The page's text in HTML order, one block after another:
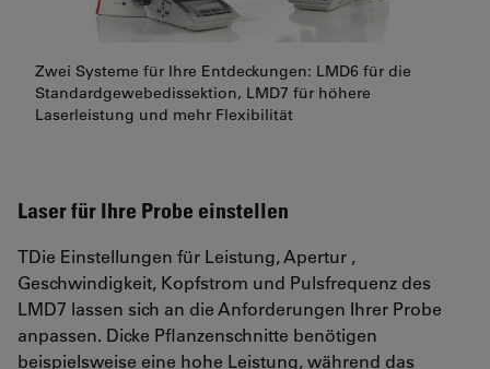
Zwei Systeme für Ihre Entdeckungen: LMD6 für die
Standardgewebedissektion, LMD7 für höhere
Laserleistung und mehr Flexibilität
Laser für Ihre Probe einstellen
TDie Einstellungen für Leistung, Apertur ,
Geschwindigkeit, Kopfstrom und Pulsfrequenz des
LMD7 lassen sich an die Anforderungen Ihrer Probe
anpassen. Dicke Pflanzenschnitte benötigen
beispielsweise eine hohe Leistung, während das